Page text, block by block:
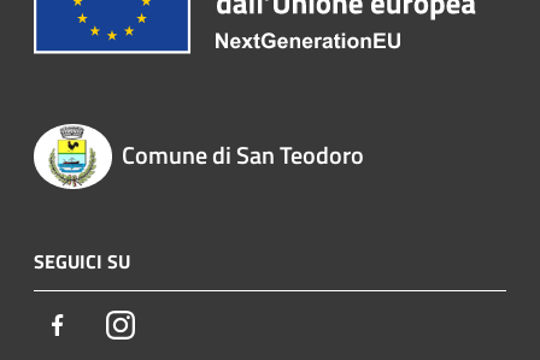
Comune di San Teodoro
SEGUICI SU
FacebookInstagram